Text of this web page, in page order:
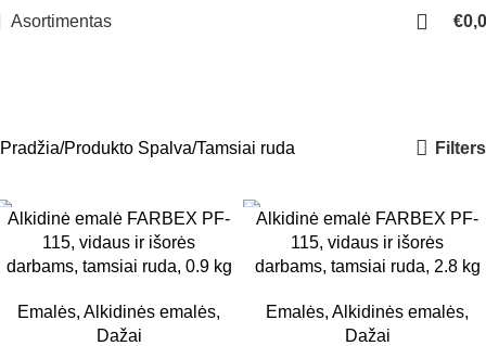
Asortimentas €
Pradžia Produkto Spalva Tamsiai ruda Filters
0.9 KG
Alkidinė emalė FARBEX PF-
115, vidaus ir išorės
darbams, tamsiai ruda, 0.9 kg
Emalės, Alkidinės emalės,
Dažai
2.8 KG
Alkidinė emalė FARBEX PF-
115, vidaus ir išorės
darbams, tamsiai ruda, 2.8 kg
Emalės, Alkidinės emalės,
Dažai